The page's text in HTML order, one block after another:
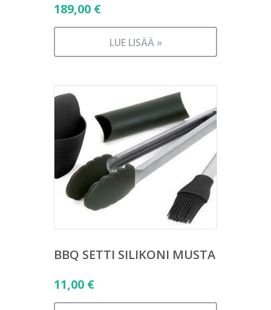
189,00 €
LUE LISÄÄ »
BBQ SETTI SILIKONI MUSTA
11,00 €